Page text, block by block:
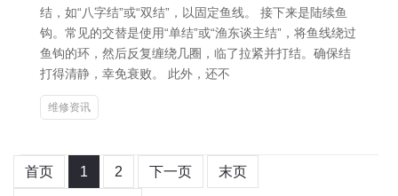
结，如“八字结”或“双结”，以固定鱼线。 接下来是陆续鱼
钩。常见的交替是使用“单结”或“渔东谈主结”，将鱼线绕过
鱼钩的环，然后反复缠绕几圈，临了拉紧并打结。确保结
打得清静，幸免衰败。 此外，还不
维修资讯
首页 1 2 下一页 末页